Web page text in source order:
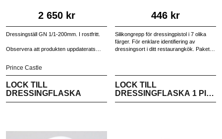
2 650 kr
Dressingställ GN 1/1-200mm. I rostfritt.
Observera att produkten uppdaterats
446 kr
Silikongrepp för dressingpistol i 7 olika
färger. För enklare identifiering av
dressingsort i ditt restaurangkök. Paketet
Prince Castle
LOCK TILL
DRESSINGFLASKA
LOCK TILL
DRESSINGFLASKA 1 PIP |
6-PACK